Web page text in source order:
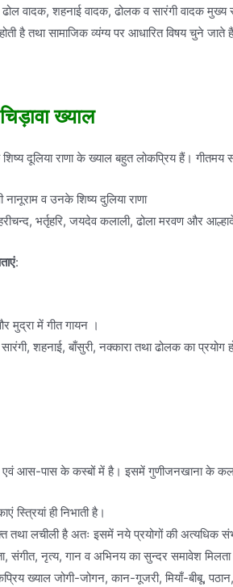
वादक, शहनाई वादक, ढोलक व सारंगी वादक मुख्य
है तथा सामाजिक व्यंग्य पर आधारित विषय चुने जाते
ख्याल
दूलिया राणा के ख्याल बहुत लोकप्रिय हैं।
नानूराम व उनके शिष्य दुलिया राणा
भर्तृहरि, जयदेव कलाली, ढोला मरवण और
:
मुद्रा में गीत गायन ।
सारंगी, शहनाई, बाँसुरी, नक्कारा तथा ढोलक का प्रयोग
आस-पास के कस्बों में है। इसमें गुणीजनखाना के
स्त्रियां ही निभाती है।
तथा लचीली है अतः इसमें नये प्रयोगों की अत्यधिक
संगीत, नृत्य, गान व अभिनय का सुन्दर समावेश
ख्याल जोगी-जोगन, कान-गूजरी, मियाँ-बीबू,